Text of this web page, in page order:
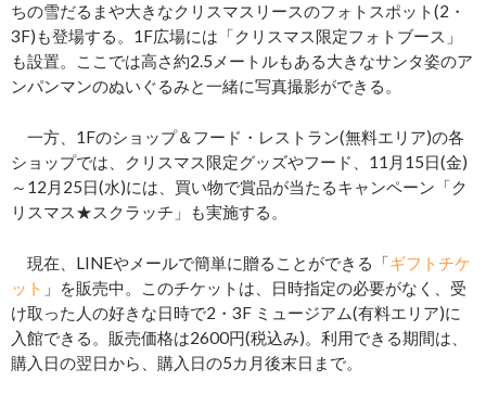
ちの雪だるまや大きなクリスマスリースのフォトスポット(2・
3F)も登場する。1F広場には「クリスマス限定フォトブース」
も設置。ここでは高さ約2.5メートルもある大きなサンタ姿のア
ンパンマンのぬいぐるみと一緒に写真撮影ができる。
一方、1Fのショップ＆フード・レストラン(無料エリア)の各
ショップでは、クリスマス限定グッズやフード、11月15日(金)
～12月25日(水)には、買い物で賞品が当たるキャンペーン「ク
リスマス★スクラッチ」も実施する。
現在、LINEやメールで簡単に贈ることができる「ギフトチケ
ット 」を販売中。このチケットは、日時指定の必要がなく、受
け取った人の好きな日時で2・3F ミュージアム(有料エリア)に
入館できる。販売価格は2600円(税込み)。利用できる期間は、
購入日の翌日から、購入日の5カ月後末日まで。